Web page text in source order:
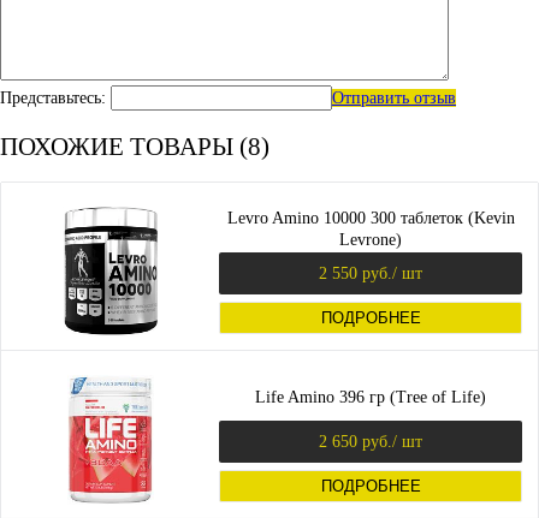
Представьтесь: Отправить отзыв
ПОХОЖИЕ ТОВАРЫ (8)
Levro Amino 10000 300 таблеток (Kevin
Levrone)
2 550 руб. / шт
ПОДРОБНЕЕ
Life Amino 396 гр (Tree of Life)
2 650 руб. / шт
ПОДРОБНЕЕ